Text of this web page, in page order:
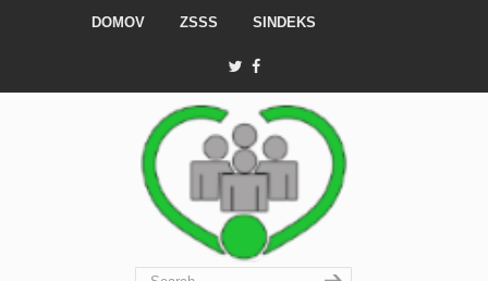
DOMOV ZSSS SINDEKS